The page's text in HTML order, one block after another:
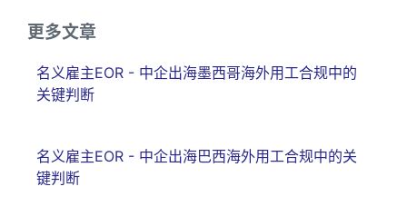
更多文章
名义雇主EOR - 中企出海墨西哥海外用工合规中的
关键判断
名义雇主EOR - 中企出海巴西海外用工合规中的关
键判断